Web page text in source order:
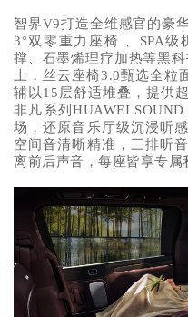
智界V9打造全维感官的豪
3°双零重力座椅 、SPA
撑、石墨烯理疗加热等黑
上，丝云座椅3.0甄选全粒
辅以15层舒适堆叠，提供
非凡系列HUAWEI
场，还原音乐厅级沉浸听
空间音清晰精准，三排听
离前后声音，每座皆享专属